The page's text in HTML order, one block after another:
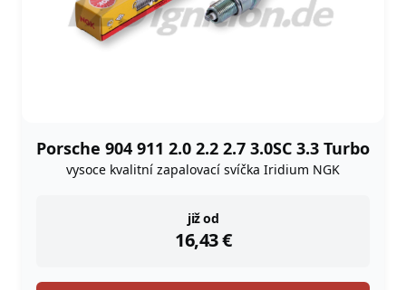
Porsche 904 911 2.0 2.2 2.7 3.0SC 3.3 Turbo
vysoce kvalitní zapalovací svíčka Iridium NGK
již od
16,43€
instock